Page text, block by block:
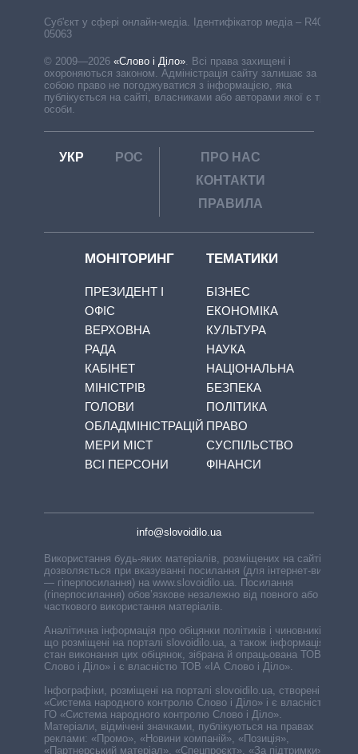
Cуб'єкт у сфері онлайн-медіа. Ідентифікатор медіа – R40-
05063
© 2009—2026 «Слово і Діло». Всі права захищені і
охороняються законом. Адміністрація сайту залишає за
собою право не погоджуватися з інформацією, яка
публікується на сайті, власниками або авторами якої є треті
особи.
УКР РОС
ПРО НАС
КОНТАКТИ
ПРАВИЛА
МОНІТОРИНГ
ПРЕЗИДЕНТ І
ОФІС
ВЕРХОВНА
РАДА
КАБІНЕТ
МІНІСТРІВ
ГОЛОВИ
ОБЛАДМІНІСТРАЦІЙ
МЕРИ МІСТ
ВСІ ПЕРСОНИ
ТЕМАТИКИ
БІЗНЕС
ЕКОНОМІКА
КУЛЬТУРА
НАУКА
НАЦІОНАЛЬНА
БЕЗПЕКА
ПОЛІТИКА
ПРАВО
СУСПІЛЬСТВО
ФІНАНСИ
info@slovoidilo.ua
Використання будь-яких матеріалів, розміщених на сайті,
дозволяється при вказуванні посилання (для інтернет-видань
— гіперпосилання) на www.slovoidilo.ua. Посилання
(гіперпосилання) обов’язкове незалежно від повного або
часткового використання матеріалів.
Аналітична інформація про обіцянки політиків і чиновників,
що розміщені на порталі slovoidilo.ua, а також інформація про
стан виконання цих обіцянок, зібрана й опрацьована ТОВ «ІА
Слово і Діло» і є власністю ТОВ «ІА Слово і Діло».
Інфографіки, розміщені на порталі slovoidilo.ua, створені ГО
«Система народного контролю Слово і Діло» і є власністю
ГО «Система народного контролю Слово і Діло».
Матеріали, відмічені значками, публікуються на правах
реклами: «Промо», «Новини компаній», «Позиція»,
«Партнерський матеріал», «Спецпроєкт», «За підтримки».